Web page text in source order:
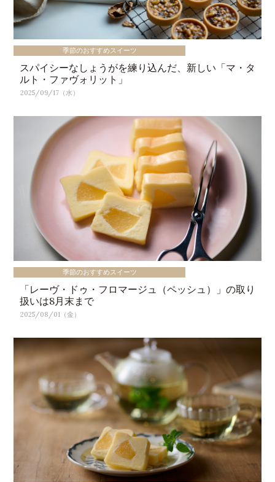
季節のおすすめスイーツ
スパイシーなしょうがを練り込んだ、新しい「マ・タ
ルト・ファヴォリット」
2025/09/17（水）
季節のおすすめスイーツ
「レーヴ・ドゥ・フロマージュ（ペッシュ）」の取り
扱いは8月末まで
2025/08/01（金）